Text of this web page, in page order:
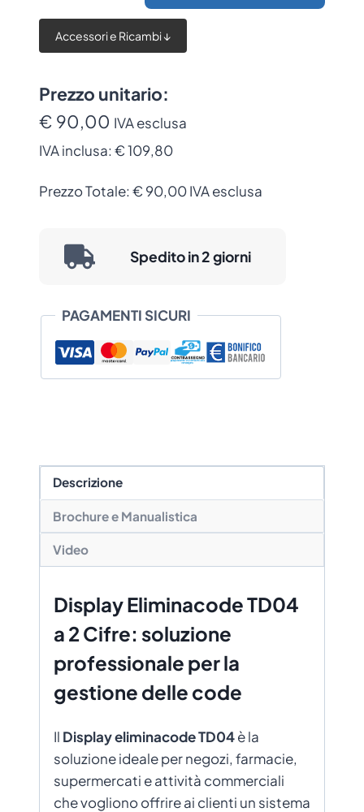
Display
a
Cifre
con
Avvisatore
Acustico
Accessori e Ricambi ↓
Prezzo unitario:
€ 90,00 IVA esclusa
IVA inclusa: € 109,80
Prezzo Totale: € 90,00IVA esclusa
Spedito in 2 giorni
PAGAMENTI SICURI
Descrizione
Brochure e Manualistica
Video
Display Eliminacode TD04
a 2 Cifre: soluzione
professionale per la
gestione delle code
Il Display eliminacode TD04è la
soluzione ideale per negozi, farmacie,
supermercati e attività commerciali
che vogliono offrire ai clienti un sistema